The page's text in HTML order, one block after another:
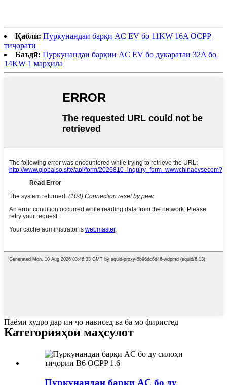
Қаблӣ: Пуркунандаи барқи AC EV бо 11KW 16A OCPP
тиҷоратӣ
Баъдӣ: Пуркунандаи барқии AC EV бо дукаратаи 32A бо
14KW 1 марҳила
Паёми худро дар ин ҷо нависед ва ба мо фиристед
Категорияҳои маҳсулот
Пуркунандаи барқи AC бо ду